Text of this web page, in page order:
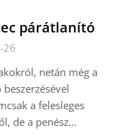
párátlanító
26
netán még a
a felesleges
de a penész…